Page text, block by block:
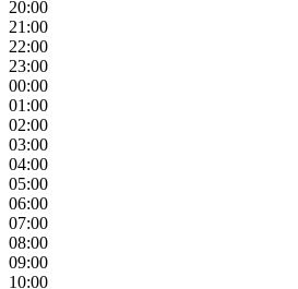
20:00
21:00
22:00
23:00
00:00
01:00
02:00
03:00
04:00
05:00
06:00
07:00
08:00
09:00
10:00